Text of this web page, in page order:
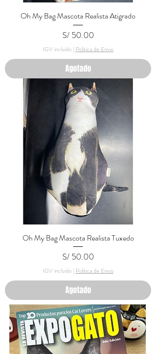
Oh My Bag Mascota Realista Atigrado
Precio
S/ 50.00
IGV incluido| Politica de Envio
Agotado
Oh My Bag Mascota Realista Tuxedo
Precio
S/ 50.00
IGV incluido| Politica de Envio
Agotado